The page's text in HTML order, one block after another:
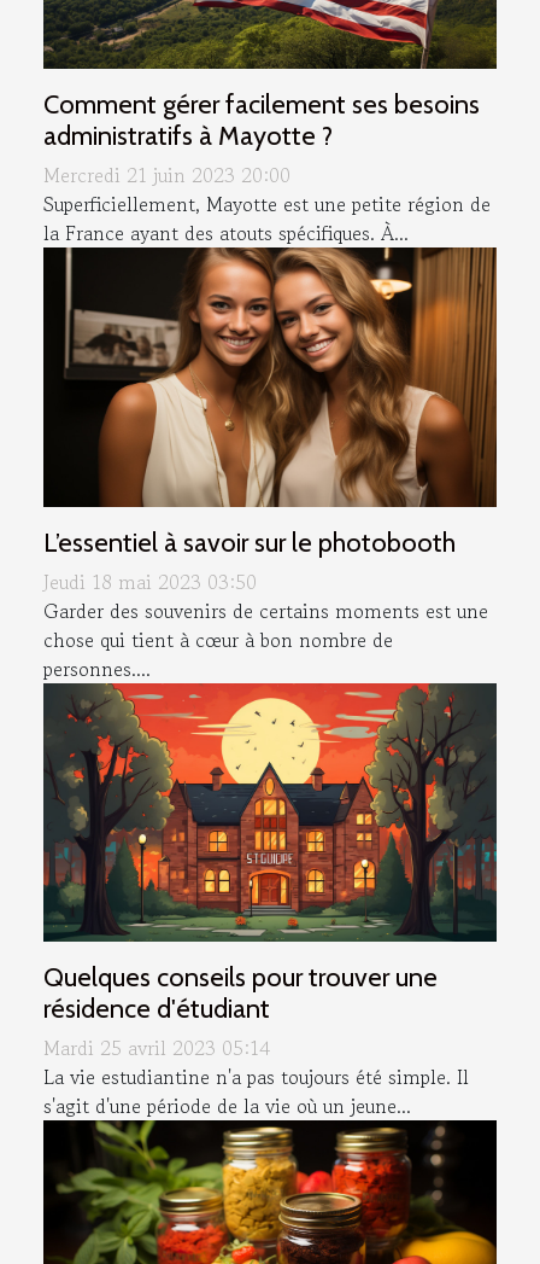
Comment gérer facilement ses besoins
administratifs à Mayotte ?
Mercredi 21 juin 2023 20:00
Superficiellement, Mayotte est une petite région de
la France ayant des atouts spécifiques. À...
L’essentiel à savoir sur le photobooth
Jeudi 18 mai 2023 03:50
Garder des souvenirs de certains moments est une
chose qui tient à cœur à bon nombre de
personnes....
Quelques conseils pour trouver une
résidence d'étudiant
Mardi 25 avril 2023 05:14
La vie estudiantine n'a pas toujours été simple. Il
s'agit d'une période de la vie où un jeune...